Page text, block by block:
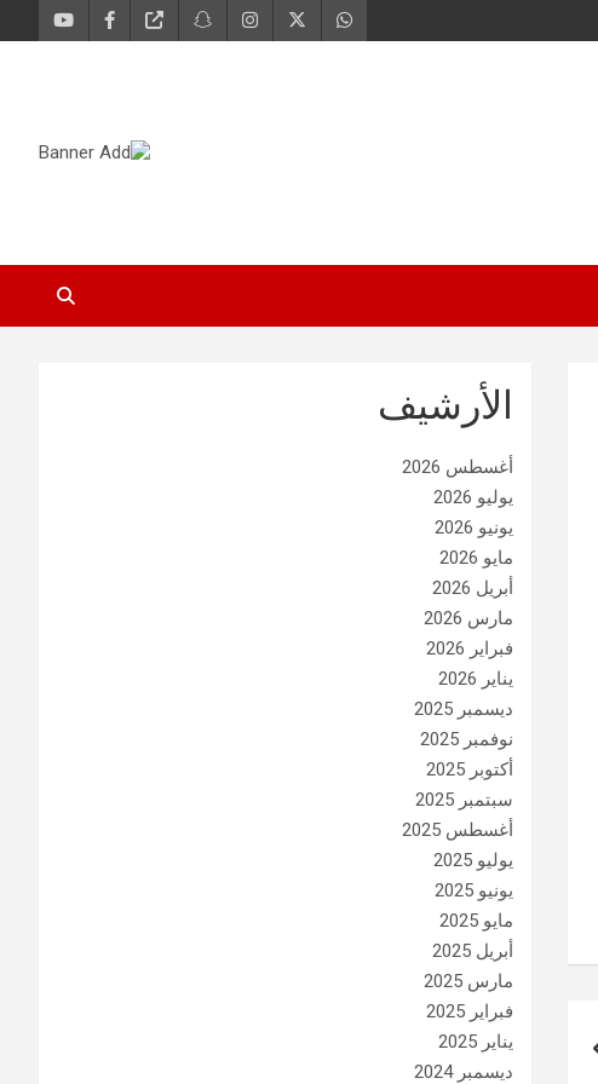
الأرشيف
أغسطس 2026
يوليو 2026
يونيو 2026
مايو 2026
أبريل 2026
مارس 2026
فبراير 2026
يناير 2026
ديسمبر 2025
نوفمبر 2025
أكتوبر 2025
سبتمبر 2025
أغسطس 2025
يوليو 2025
يونيو 2025
مايو 2025
أبريل 2025
مارس 2025
فبراير 2025
يناير 2025
ديسمبر 2024